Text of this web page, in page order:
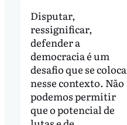
Disputar,
ressignificar,
defender a
democracia é um
desafio que se coloca
nesse contexto. Não
podemos permitir
que o potencial de